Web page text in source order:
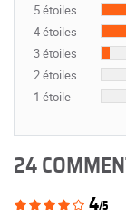
5 étoiles
4 étoiles
3 étoiles
2 étoiles
1 étoile
24
4/5